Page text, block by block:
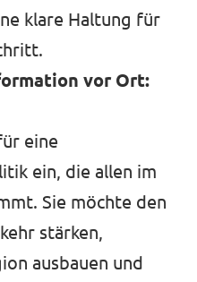
klare Haltung für
vor Ort:
eine
ein, die allen im
Sie möchte den
stärken,
ausbauen und